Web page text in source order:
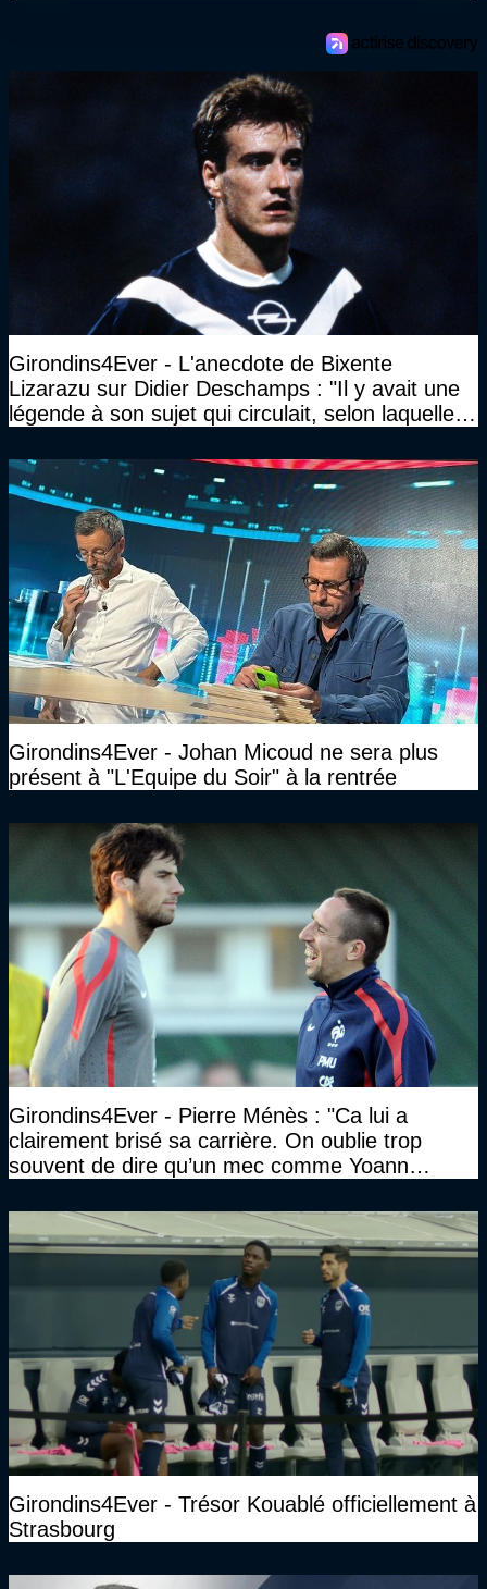
Girondins4Ever - L'anecdote de Bixente
Lizarazu sur Didier Deschamps : "Il y avait une
légende à son sujet qui circulait, selon laquelle il
Girondins4Ever - Johan Micoud ne sera plus
présent à "L'Equipe du Soir" à la rentrée
Girondins4Ever - Pierre Ménès : "Ca lui a
clairement brisé sa carrière. On oublie trop
souvent de dire qu’un mec comme Yoann
Girondins4Ever - Trésor Kouablé officiellement à
Strasbourg